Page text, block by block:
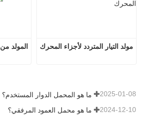
المولد من Weichai مولد التيار المتردد لأجزاء المحرك
ما هو المحمل الدوار المستخدم؟ 2025-01-08
ما هو محمل العمود المرفقي؟ 2024-12-10